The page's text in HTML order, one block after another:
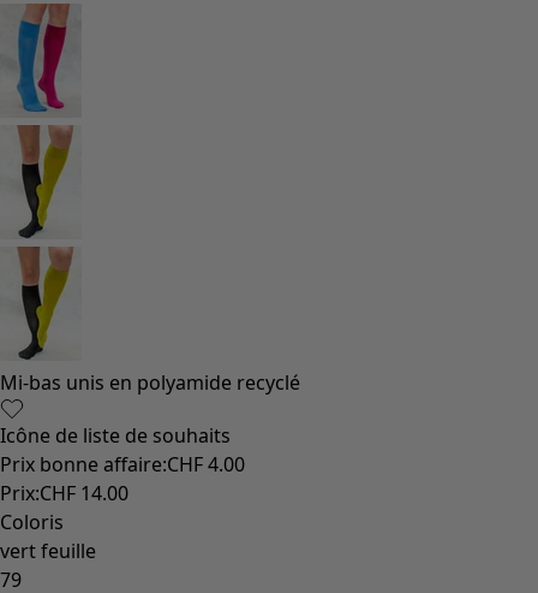
Styles de vétements
Vêtements en lin
Robes de style hippie
Grandes Tailles
À fleurs
Vêtements hippies
Une mode scandinave
Superpositions
À rayures
Des carreaux à foison
À pois
Vêtements bio
Un design suédois
Robes en jersey
Vêtements bohèmes
Des vêtements pour les soirées fraîches
Vêtements à motif
Coton